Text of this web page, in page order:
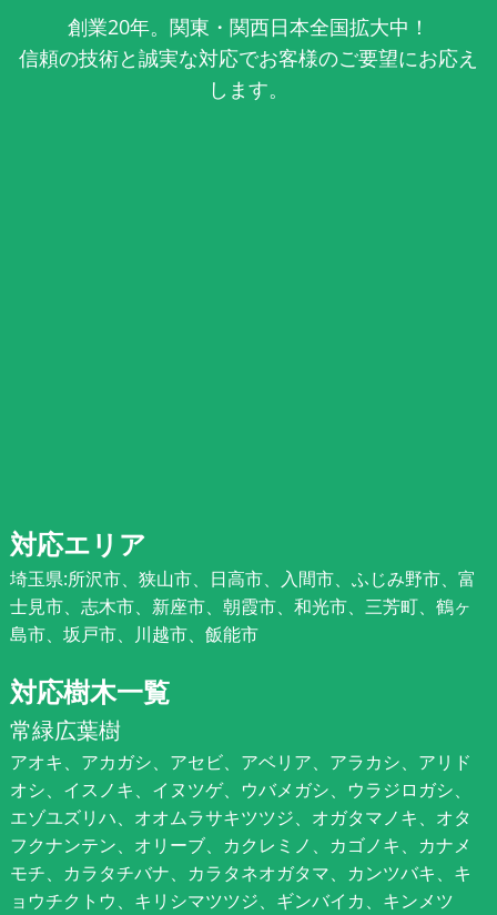
創業20年。関東・関西日本全国拡大中！
信頼の技術と誠実な対応でお客様のご要望にお応え
します。
対応エリア
埼玉県:所沢市、狭山市、日高市、入間市、ふじみ野市、富
士見市、志木市、新座市、朝霞市、和光市、三芳町、鶴ヶ
島市、坂戸市、川越市、飯能市
対応樹木一覧
常緑広葉樹
アオキ、アカガシ、アセビ、アベリア、アラカシ、アリド
オシ、イスノキ、イヌツゲ、ウバメガシ、ウラジロガシ、
エゾユズリハ、オオムラサキツツジ、オガタマノキ、オタ
フクナンテン、オリーブ、カクレミノ、カゴノキ、カナメ
モチ、カラタチバナ、カラタネオガタマ、カンツバキ、キ
ョウチクトウ、キリシマツツジ、ギンバイカ、キンメツ